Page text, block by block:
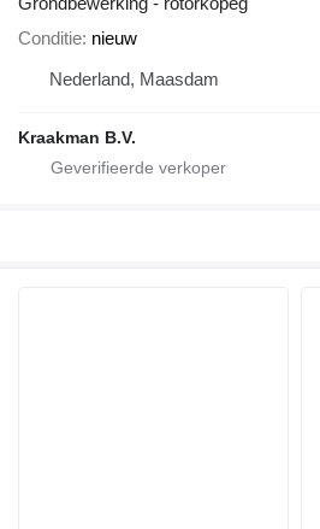
Conditie nieuw
Nederland, Maasdam
Kraakman B.V.